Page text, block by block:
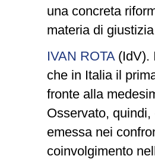
una concreta
materia di
IVAN ROTA(IdV).
che in Italia il
fronte alla
Osservato,
emessa nei
coinvolgimento